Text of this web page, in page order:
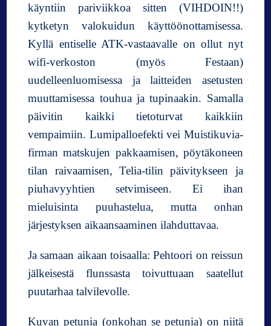
käyntiin pariviikkoa sitten (VIHDOIN!!)
kytketyn valokuidun käyttöönottamisessa.
Kyllä entiselle ATK-vastaavalle on ollut nyt
wifi-verkoston (myös Festaan)
uudelleenluomisessa ja laitteiden asetusten
muuttamisessa touhua ja tupinaakin. Samalla
päivitin kaikki tietoturvat kaikkiin
vempaimiin. Lumipalloefekti vei Muistikuvia-
firman matskujen pakkaamisen, pöytäkoneen
tilan raivaamisen, Telia-tilin päivitykseen ja
piuhavyyhtien setvimiseen. Ei ihan
mieluisinta puuhastelua, mutta onhan
järjestyksen aikaansaaminen ilahduttavaa.
Ja samaan aikaan toisaalla: Pehtoori on reissun
jälkeisestä flunssasta toivuttuaan saatellut
puutarhaa talvilevolle.
Kuvan petunia (onkohan se petunia) on niitä